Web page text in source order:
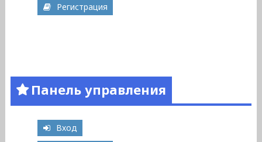
Регистрация
Панель управления
Вход